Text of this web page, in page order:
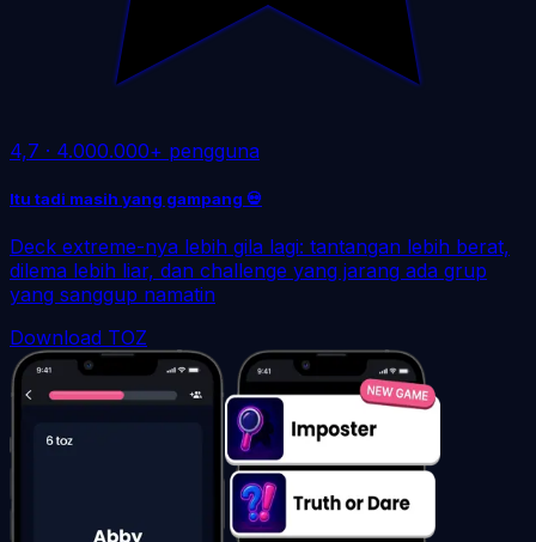
4,7 · 4.000.000+ pengguna
Itu tadi masih yang gampang 💀
Deck extreme-nya lebih gila lagi: tantangan lebih berat,
dilema lebih liar, dan challenge yang jarang ada grup
yang sanggup namatin
Download TOZ